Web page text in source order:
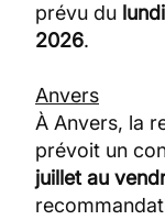
prévu du
2026.
Anvers
À Anvers, la
prévoit un
juillet au